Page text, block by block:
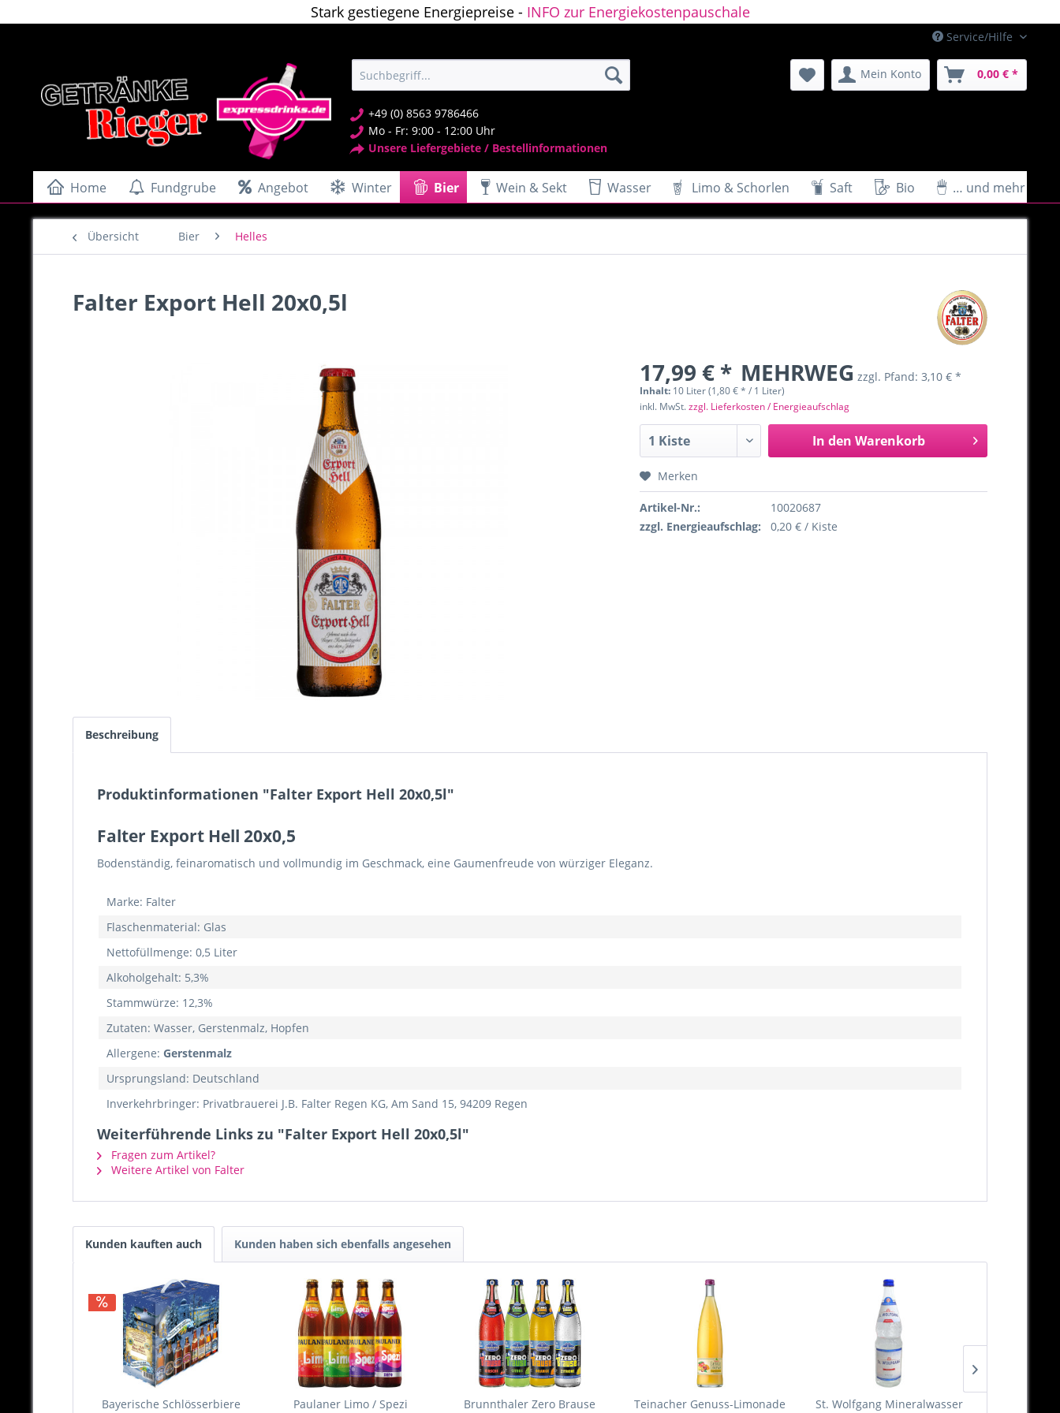
Stark gestiegene Energiepreise - INFO zur Energiekostenpauschale
Service/Hilfe
Mein Konto 0,00 € *
+49 (0) 8563 9786466
Mo - Fr: 9:00 - 12:00 Uhr
Unsere Liefergebiete / Bestellinformationen
Home Fundgrube Angebot Winter Bier Wein & Sekt Wasser Limo & Schorlen Saft Bio … und mehr
Übersicht Bier Helles
Falter Export Hell 20x0,5l
17,99 € * MEHRWEG zzgl. Pfand: 3,10 € *
Inhalt: 10 Liter (1,80 € * / 1 Liter)
inkl. MwSt.zzgl. Lieferkosten / Energieaufschlag
In den Warenkorb
Merken
Artikel-Nr.:
10020687
zzgl. Energieaufschlag:
0,20 € / Kiste
Beschreibung
Produktinformationen "Falter Export Hell 20x0,5l"
Falter Export Hell 20x0,5
Bodenständig, feinaromatisch und vollmundig im Geschmack, eine Gaumenfreude von würziger Eleganz.
Marke: Falter
Flaschenmaterial: Glas
Nettofüllmenge: 0,5 Liter
Alkoholgehalt: 5,3%
Stammwürze: 12,3%
Zutaten: Wasser, Gerstenmalz, Hopfen
Allergene: Gerstenmalz
Ursprungsland: Deutschland
Inverkehrbringer: Privatbrauerei J.B. Falter Regen KG, Am Sand 15, 94209 Regen
Weiterführende Links zu "Falter Export Hell 20x0,5l"
Fragen zum Artikel?
Weitere Artikel von Falter
Kunden kauften auch Kunden haben sich ebenfalls angesehen
Bayerische Schlösserbiere
Paulaner Limo / Spezi
Brunnthaler Zero Brause
Teinacher Genuss-Limonade
St. Wolfgang Mineralwasser